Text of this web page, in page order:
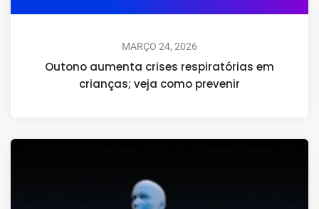
MARÇO 24, 2026
Outono aumenta crises respiratórias em
crianças; veja como prevenir